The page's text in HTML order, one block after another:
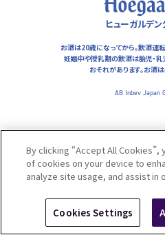
ヒューガルデ
お酒は20歳になってから。飲酒運
妊娠中や授乳期の飲酒は胎児・
おそれがあります。お酒は
AB Inbev Japan
By clicking “Accept All
of cookies on your device to
analyze site usage, and assist in
Cookies Settings